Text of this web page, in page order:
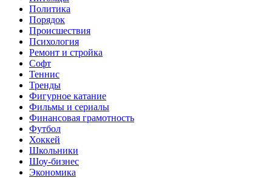
Политика
Порядок
Происшествия
Психология
Ремонт и стройка
Софт
Теннис
Тренды
Фигурное катание
Фильмы и сериалы
Финансовая грамотность
Футбол
Хоккей
Школьники
Шоу-бизнес
Экономика